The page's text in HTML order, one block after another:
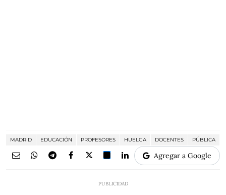
MADRID EDUCACIÓN PROFESORES HUELGA DOCENTES PÚBLICA
Agregar a Google